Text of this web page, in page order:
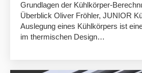
Grundlagen der Kühlkörper-
Überblick Oliver Fröhler, JUNIOR
Auslegung eines Kühlkörpers ist
im thermischen Design…